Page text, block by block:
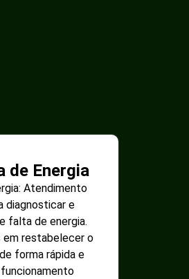
de Energia
Atendimento
diagnosticar e
falta de energia.
em restabelecer o
forma rápida e